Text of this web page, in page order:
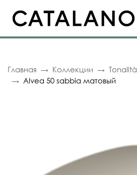
Главная Коллекции
Tonalità
Alvea 50 sabbia матовый